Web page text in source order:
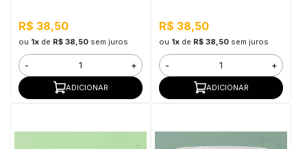
R$ 38,50
ou 1xde R$ 38,50 sem juros
- +
ADICIONAR
R$ 38,50
ou 1xde R$ 38,50 sem juros
- +
ADICIONAR